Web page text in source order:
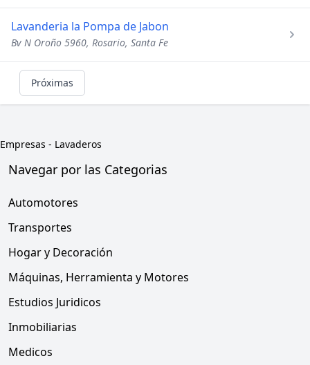
Lavanderia la Pompa de Jabon
Bv N Oroño 5960, Rosario, Santa Fe
Próximas
Empresas - Lavaderos
Navegar por las Categorias
Automotores
Transportes
Hogar y Decoración
Máquinas, Herramienta y Motores
Estudios Juridicos
Inmobiliarias
Medicos